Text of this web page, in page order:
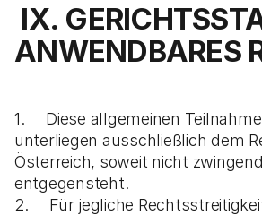
IX.
ANWENDBARES
1. Diese allgemeinen
unterliegen ausschließlich dem
Österreich, soweit nicht
entgegensteht.
2. Für jegliche